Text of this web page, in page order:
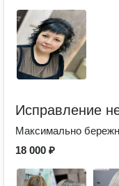
Исправление
Максимально
18 000 ₽